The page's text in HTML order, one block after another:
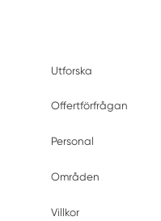
Utforska
Offertförfrågan
Personal
Områden
Villkor